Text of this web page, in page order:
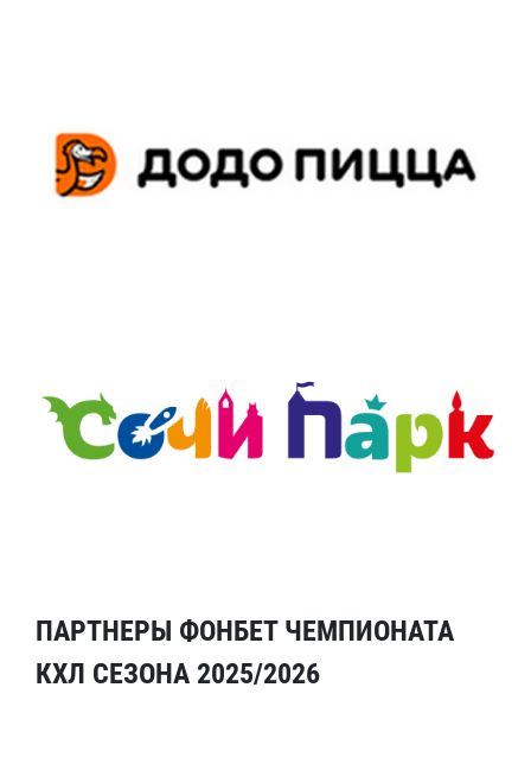
ПАРТНЕРЫ ФОНБЕТ ЧЕМПИОНАТА
КХЛ СЕЗОНА 2025/2026